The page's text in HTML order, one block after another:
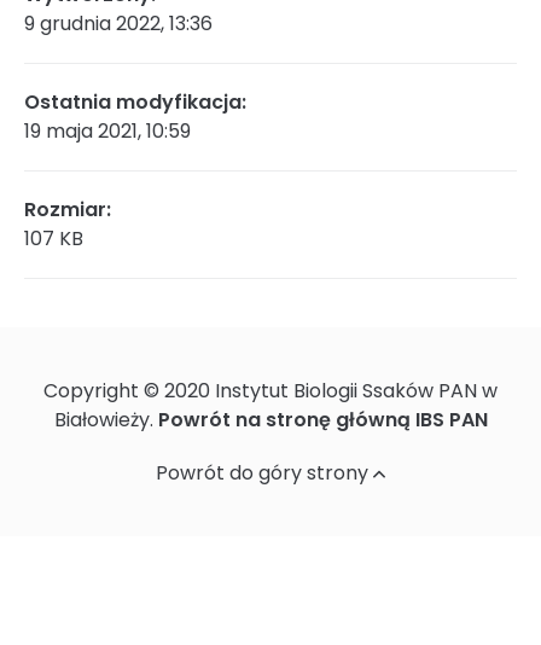
Ochrona danych osobowych
Standardy Ochrony Małoletnich w
9 grudnia 2022, 13:36
Ostatnia modyfikacja:
19 maja 2021, 10:59
Rozmiar:
107 KB
Copyright © 2020 Instytut Biologii Ssaków PAN w
Białowieży. Powrót na stronę główną IBS PAN
Powrót do góry strony